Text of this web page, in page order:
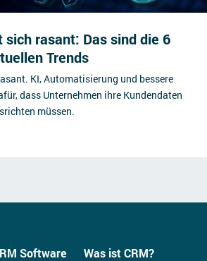
sich rasant: Das sind die 6
Trends
KI, Automatisierung und bessere
dass Unternehmen ihre Kundendaten
müssen.
Software
Was ist CRM?